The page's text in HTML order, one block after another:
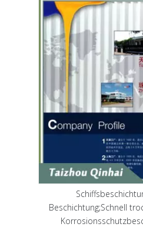
Beschichtung;Schnell